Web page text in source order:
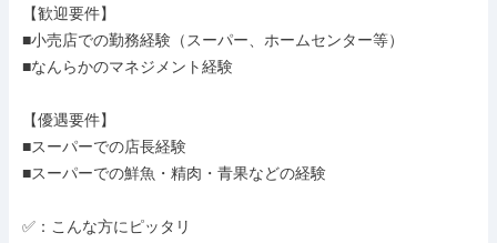
【歓迎要件】
■小売店での勤務経験（スーパー、ホームセンター等）
■なんらかのマネジメント経験
【優遇要件】
■スーパーでの店長経験
■スーパーでの鮮魚・精肉・青果などの経験
✅：こんな方にピッタリ